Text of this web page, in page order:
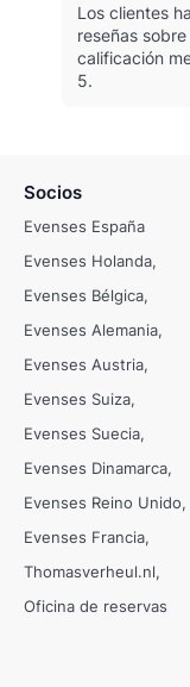
Los clientes
reseñas
calificación
5.
Socios
Evenses España
Evenses Holanda
Evenses Bélgica
Evenses Alemania
Evenses Austria
Evenses Suiza
Evenses Suecia
Evenses Dinamarca
Evenses Reino Unido
Evenses Francia
Thomasverheul.nl
Oficina de reservas